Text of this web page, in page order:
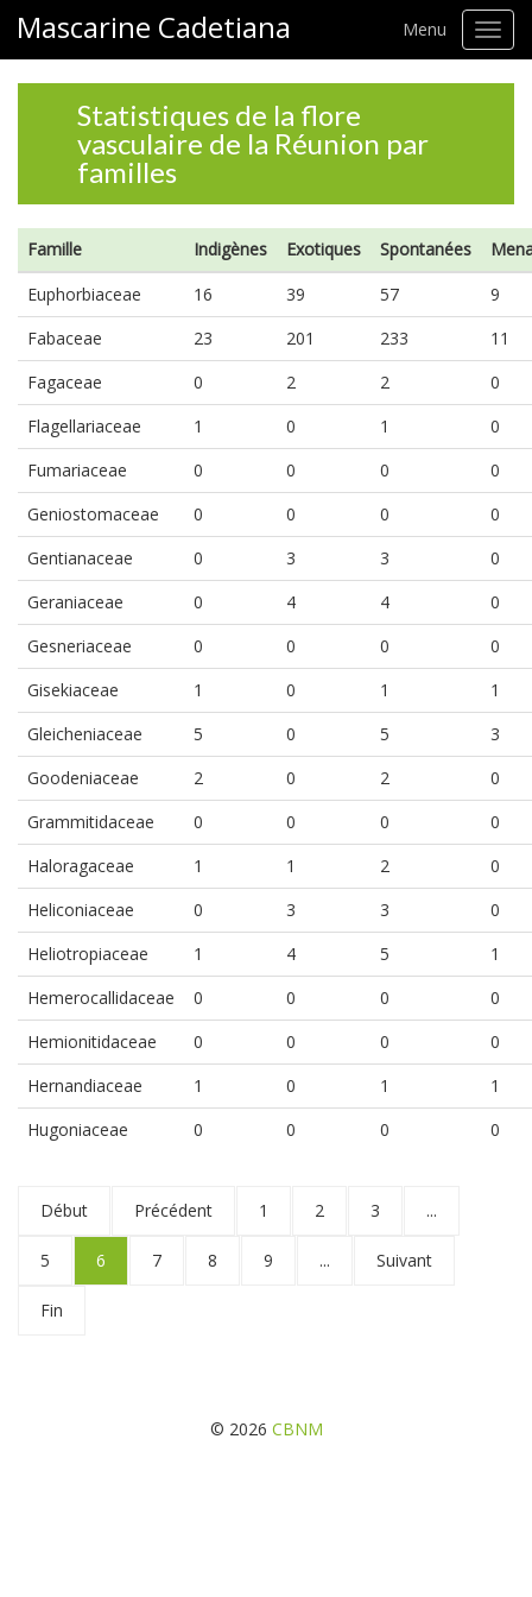
Mascarine Cadetiana Menu
Statistiques de la flore
vasculaire de la Réunion par
familles
Famille Indigènes Exotiques Spontanées
Euphorbiaceae
16 39 57
9
Fabaceae
23 201 233
11
Fagaceae
0 2 2
0
Flagellariaceae
1 0 1
0
Fumariaceae
0 0 0
0
Geniostomaceae
0 0 0
0
Gentianaceae
0 3 3
0
Geraniaceae
0 4 4
0
Gesneriaceae
0 0 0
0
Gisekiaceae
1 0 1
1
Gleicheniaceae
5 0 5
3
Goodeniaceae
2 0 2
0
Grammitidaceae
0 0 0
0
Haloragaceae
1 1 2
0
Heliconiaceae
0 3 3
0
Heliotropiaceae
1 4 5
1
Hemerocallidaceae
0 0 0
0
Hemionitidaceae
0 0 0
0
Hernandiaceae
1 0 1
1
Hugoniaceae
0 0 0 0
Début Précédent 1 2 3 ...
5 6 7 8 9 ... Suivant
Fin
© 2026 CBNM